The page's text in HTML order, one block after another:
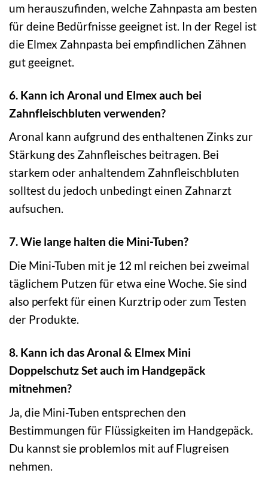
um herauszufinden, welche Zahnpasta am besten
für deine Bedürfnisse geeignet ist. In der Regel ist
die Elmex Zahnpasta bei empfindlichen Zähnen
gut geeignet.
6. Kann ich Aronal und Elmex auch bei
Zahnfleischbluten verwenden?
Aronal kann aufgrund des enthaltenen Zinks zur
Stärkung des Zahnfleisches beitragen. Bei
starkem oder anhaltendem Zahnfleischbluten
solltest du jedoch unbedingt einen Zahnarzt
aufsuchen.
7. Wie lange halten die Mini-Tuben?
Die Mini-Tuben mit je 12 ml reichen bei zweimal
täglichem Putzen für etwa eine Woche. Sie sind
also perfekt für einen Kurztrip oder zum Testen
der Produkte.
8. Kann ich das Aronal & Elmex Mini
Doppelschutz Set auch im Handgepäck
mitnehmen?
Ja, die Mini-Tuben entsprechen den
Bestimmungen für Flüssigkeiten im Handgepäck.
Du kannst sie problemlos mit auf Flugreisen
nehmen.